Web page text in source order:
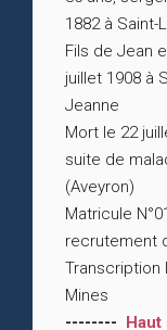
1882 à Saint-
Fils de Jean
juillet 1908 à
Jeanne
Mort le 22
suite de
(Aveyron)
Matricule
recrutement
Transcription
Mines
-------- Haut